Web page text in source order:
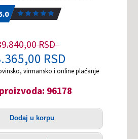
RSD
RSD
virmansko i online plaćanje
96178
Dodaj u korpu